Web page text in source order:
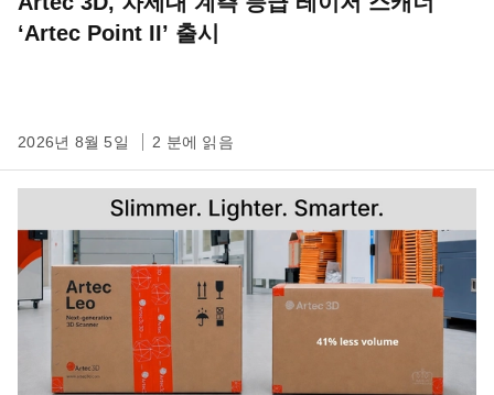
‘Artec Point II’ 출시
2026년 8월 5일 2 분에 읽음